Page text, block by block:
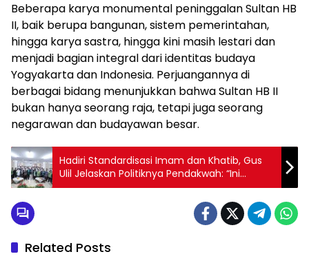
Beberapa karya monumental peninggalan Sultan HB
II, baik berupa bangunan, sistem pemerintahan,
hingga karya sastra, hingga kini masih lestari dan
menjadi bagian integral dari identitas budaya
Yogyakarta dan Indonesia. Perjuangannya di
berbagai bidang menunjukkan bahwa Sultan HB II
bukan hanya seorang raja, tetapi juga seorang
negarawan dan budayawan besar.
Hadiri Standardisasi Imam dan Khatib, Gus
Ulil Jelaskan Politiknya Pendakwah: “Ini
Angkatan Kramat!”
Related Posts